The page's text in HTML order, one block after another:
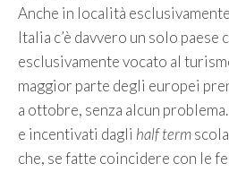
Anche in località
Italia c’è davvero un solo paese
esclusivamente vocato al
maggior parte degli europei
a ottobre, senza alcun
e incentivati dagli half term
che, se fatte coincidere con le